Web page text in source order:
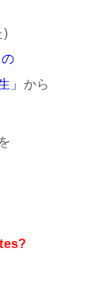
)
」 から
を